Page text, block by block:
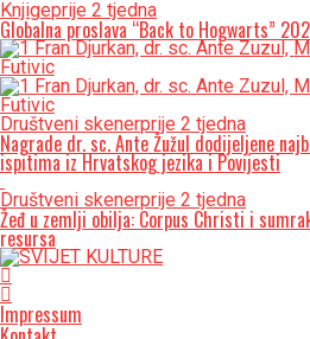
Knjigeprije 2 tjedna
Globalna proslava “Back to Hogwarts”
Društveni skenerprije 2 tjedna
Nagrade dr. sc. Ante Žužul dodijeljene
ispitima iz Hrvatskog jezika i Povijesti
Društveni skenerprije 2 tjedna
Žeđ u zemlji obilja: Corpus Christi i
resursa
Impressum